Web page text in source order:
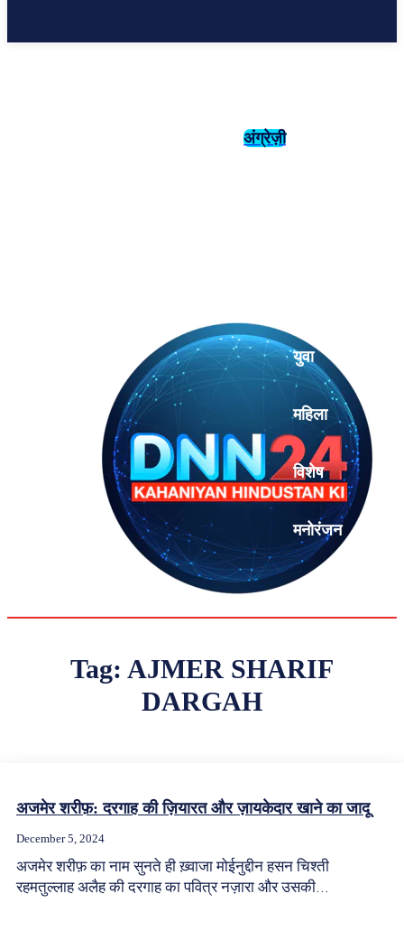
अंग्रेज़ी
युवा
महिला
विशेष
मनोरंजन
Tag: AJMER SHARIF
DARGAH
अजमेर शरीफ़: दरगाह की ज़ियारत और ज़ायकेदार खाने का जादू
December 5, 2024
अजमेर शरीफ़ का नाम सुनते ही ख़्वाजा मोईनुद्दीन हसन चिश्ती
रहमतुल्लाह अलैह की दरगाह का पवित्र नज़ारा और उसकी...